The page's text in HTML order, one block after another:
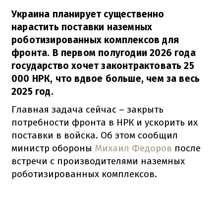
Украина планирует существенно
нарастить поставки наземных
роботизированных комплексов для
фронта. В первом полугодии 2026 года
государство хочет законтрактовать 25
000 НРК, что вдвое больше, чем за весь
2025 год.
Главная задача сейчас – закрыть
потребности фронта в НРК и ускорить их
поставки в войска. Об этом сообщил
министр обороны Михаил Федоров после
встречи с производителями наземных
роботизированных комплексов.